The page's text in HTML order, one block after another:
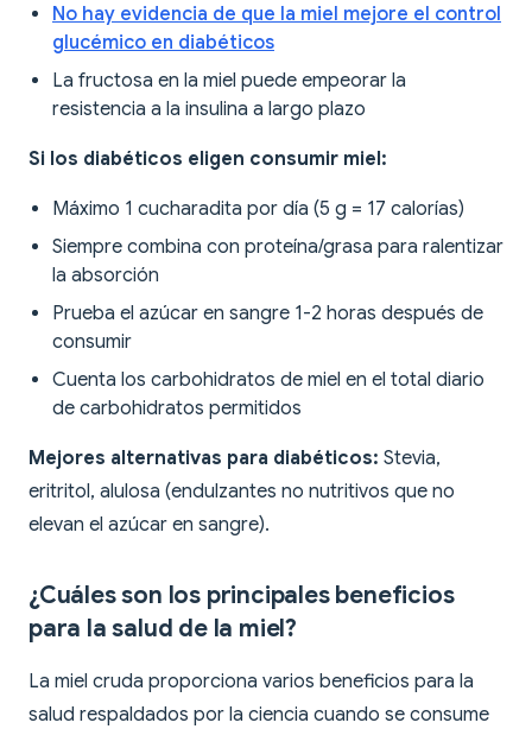
No hay evidencia de que la miel mejore el control
glucémico en diabéticos
La fructosa en la miel puede empeorar la
resistencia a la insulina a largo plazo
Si los diabéticos eligen consumir miel:
Máximo 1 cucharadita por día (5 g = 17 calorías)
Siempre combina con proteína/grasa para ralentizar
la absorción
Prueba el azúcar en sangre 1-2 horas después de
consumir
Cuenta los carbohidratos de miel en el total diario
de carbohidratos permitidos
Mejores alternativas para diabéticos: Stevia,
eritritol, alulosa (endulzantes no nutritivos que no
elevan el azúcar en sangre).
¿Cuáles son los principales beneficios
para la salud de la miel?
La miel cruda proporciona varios beneficios para la
salud respaldados por la ciencia cuando se consume